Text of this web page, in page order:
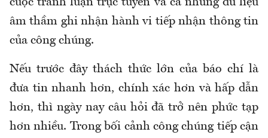
cuộc tranh luận trực tuyến và cả những dữ liệu
âm thầm ghi nhận hành vi tiếp nhận thông tin
của công chúng.
Nếu trước đây thách thức lớn của báo chí là
đưa tin nhanh hơn, chính xác hơn và hấp dẫn
hơn, thì ngày nay câu hỏi đã trở nên phức tạp
hơn nhiều. Trong bối cảnh công chúng tiếp cận